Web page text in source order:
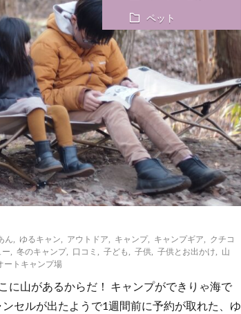
ペット
ん ゆるキャン アウトドア キャンプ, キャンプギア
クチコ
ー 冬のキャンプ, 口コミ 子ども 子供 子供とお出かけ
山
ートキャンプ場
に山があるからだ！ キャンプができりゃ海で
セルが出たようで1週間前に予約が取れた、ゆ